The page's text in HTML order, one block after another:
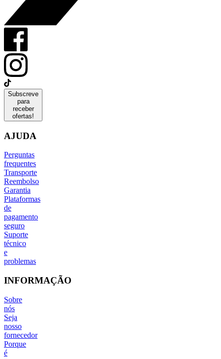
Subscreve
para
receber
ofertas!
AJUDA
Perguntas
frequentes
Transporte
Reembolso
Garantia
Plataformas
de
pagamento
seguro
Suporte
técnico
e
problemas
INFORMAÇÃO
Sobre
nós
Seja
nosso
fornecedor
Porque
é